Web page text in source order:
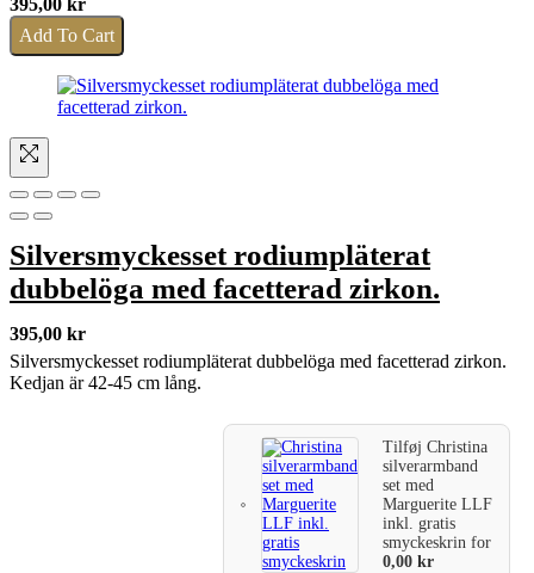
395,00 kr
Add To Cart
Silversmyckesset rodiumpläterat
dubbelöga med facetterad zirkon.
395,00 kr
Silversmyckesset rodiumpläterat dubbelöga med facetterad zirkon.
Kedjan är 42-45 cm lång.
TilføjChristina
silverarmband
set med
Marguerite LLF
inkl. gratis
smyckeskrinfor
0,00kr